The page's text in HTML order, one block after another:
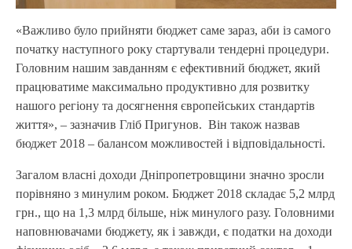
«Важливо було прийняти бюджет саме зараз, аби із самого
початку наступного року стартували тендерні процедури.
Головним нашим завданням є ефективний бюджет, який
працюватиме максимально продуктивно для розвитку
нашого регіону та досягнення європейських стандартів
життя», – зазначив Гліб Пригунов. Він також назвав
бюджет 2018 – балансом можливостей і відповідальності.
Загалом власні доходи Дніпропетровщини значно зросли
порівняно з минулим роком. Бюджет 2018 складає 5,2 млрд
грн., що на 1,3 млрд більше, ніж минулого разу. Головними
наповнювачами бюджету, як і завжди, є податки на доходи